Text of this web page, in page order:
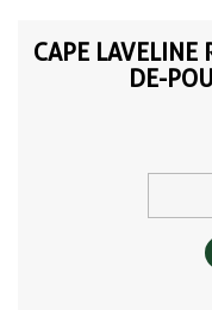
CAPE LAVELINE
DE-